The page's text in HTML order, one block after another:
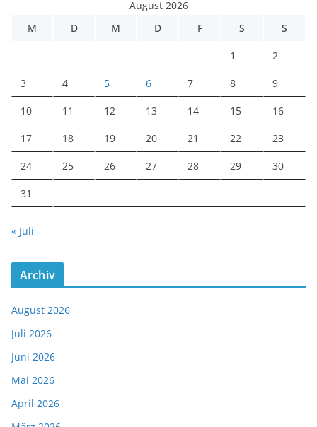
August 2026
M
D M D F S S
1 2
3 4 5 6 7 8 9
10 11 12 13 14 15 16
17 18 19 20 21 22 23
24 25 26 27 28 29 30
31
« Juli
Archiv
August 2026
Juli 2026
Juni 2026
Mai 2026
April 2026